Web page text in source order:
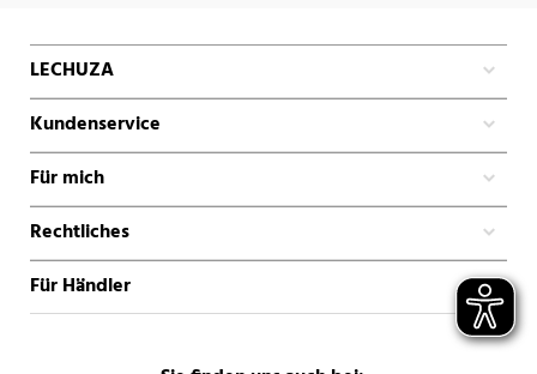
LECHUZA
Kundenservice
Für mich
Rechtliches
Für Händler